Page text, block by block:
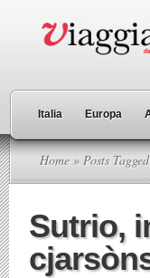
Italia Europa
Home » Posts
Sutrio,